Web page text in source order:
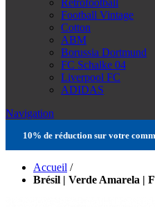
Retrofootball
Football Vintage
Cotton
ABM
Borussia Dortmund
FC Schalke 04
Liverpool FC
ADIDAS
Navigation
10% de réduction sur votre
Accueil /
Brésil | Verde Amarela |